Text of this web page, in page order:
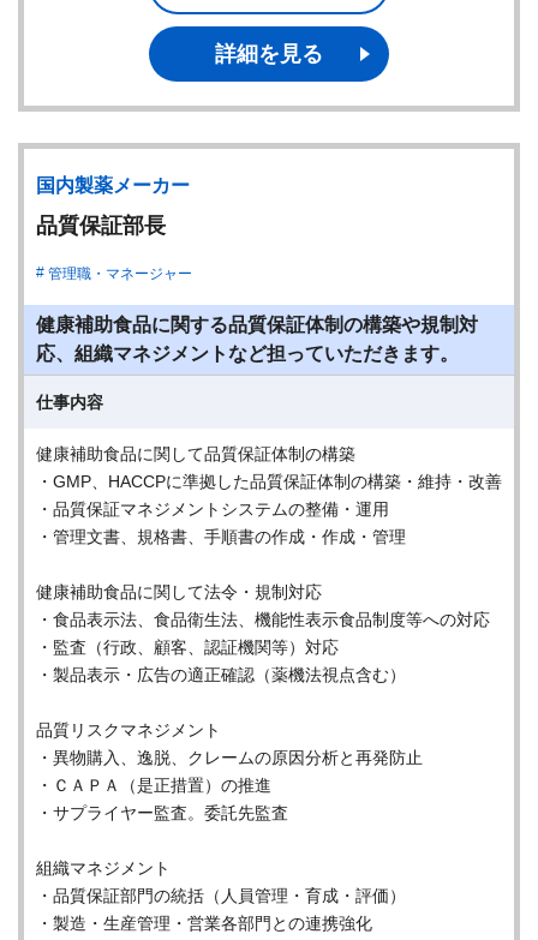
詳細を見る
国内製薬メーカー
品質保証部長
管理職・マネージャー
健康補助食品に関する品質保証体制の構築や規制対
応、組織マネジメントなど担っていただきます。
仕事内容
健康補助食品に関して品質保証体制の構築
・GMP、HACCPに準拠した品質保証体制の構築・維持・改善
・品質保証マネジメントシステムの整備・運用
・管理文書、規格書、手順書の作成・作成・管理
健康補助食品に関して法令・規制対応
・食品表示法、食品衛生法、機能性表示食品制度等への対応
・監査（行政、顧客、認証機関等）対応
・製品表示・広告の適正確認（薬機法視点含む）
品質リスクマネジメント
・異物購入、逸脱、クレームの原因分析と再発防止
・ＣＡＰＡ（是正措置）の推進
・サプライヤー監査。委託先監査
組織マネジメント
・品質保証部門の統括（人員管理・育成・評価）
・製造・生産管理・営業各部門との連携強化